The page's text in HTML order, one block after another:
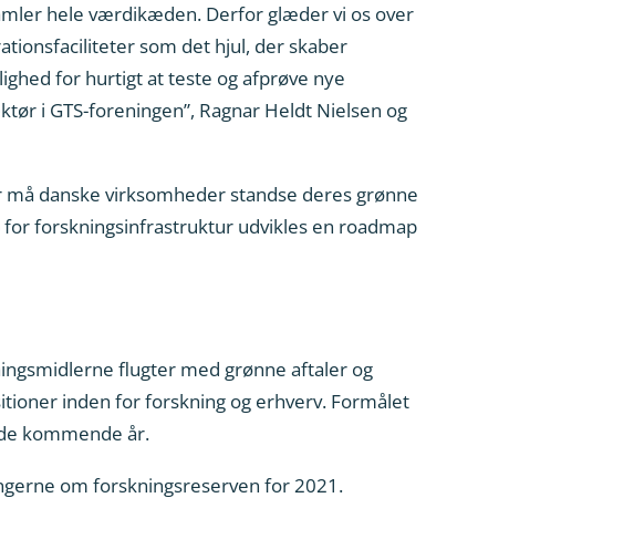
hele værdikæden. Derfor glæder vi os over
som det hjul, der skaber
for hurtigt at teste og afprøve nye
i GTS-foreningen”, Ragnar Heldt Nielsen og
danske virksomheder standse deres grønne
forskningsinfrastruktur udvikles en roadmap
flugter med grønne aftaler og
inden for forskning og erhverv. Formålet
kommende år.
om forskningsreserven for 2021.